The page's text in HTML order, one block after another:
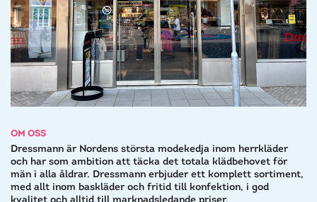
OM OSS
Dressmann är Nordens största modekedja inom herrkläder
och har som ambition att täcka det totala klädbehovet för
män i alla åldrar. Dressmann erbjuder ett komplett sortiment,
med allt inom baskläder och fritid till konfektion, i god
kvalitet och alltid till marknadsledande priser.